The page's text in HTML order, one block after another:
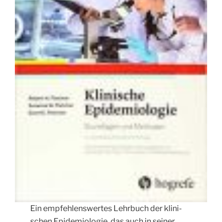
Ein emp­feh­lens­wer­tes Lehr­buch der kli­ni­